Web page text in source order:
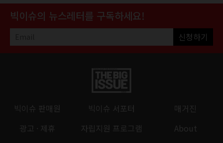
빅이슈의 뉴스레터를 구독하세요!
신청하기
빅이슈 판매원 빅이슈 서포터
매거진
광고 · 제휴
자립지원 프로그램 About